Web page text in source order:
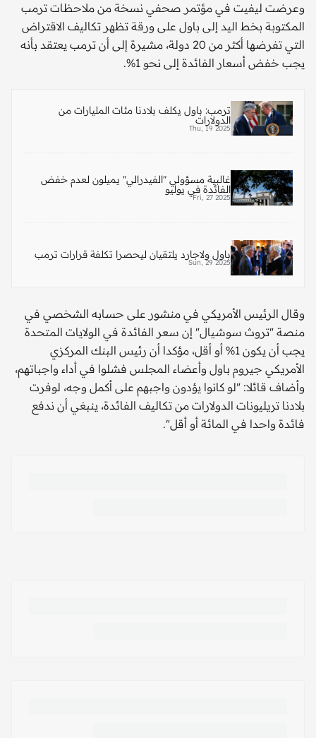
وعرضت ليفيت في مؤتمر صحفي نسخة من ملاحظات ترمب
المكتوبة بخط اليد إلى باول على ورقة تظهر تكاليف الاقتراض
التي تفرضها أكثر من 20 دولة، مشيرة إلى أن ترمب يعتقد بأنه
يجب خفض أسعار الفائدة إلى نحو 1%.
ترمب: باول يكلف بلادنا مئات المليارات من
الدولارات
Thu, 19 2025
غالبية مسؤولي "الفيدرالي" يميلون لعدم خفض
الفائدة في يوليو
Fri, 27 2025
باول ولاجارد يلتقيان ليحصرا تكلفة قرارات ترمب
Sun, 29 2025
وقال الرئيس الأمريكي في منشور على حسابه الشخصي في
منصة "تروث سوشيال" إن سعر الفائدة في الولايات المتحدة
يجب أن يكون 1% أو أقل، مؤكدا أن رئيس البنك المركزي
الأمريكي جيروم باول وأعضاء المجلس فشلوا في أداء واجباتهم،
وأضاف قائلا: "لو كانوا يؤدون واجبهم على أكمل وجه، لوفرت
بلادنا تريليونات الدولارات من تكاليف الفائدة، ينبغي أن ندفع
فائدة واحدا في المائة أو أقل".